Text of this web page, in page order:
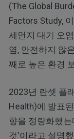
(The Global
Factors Study,
세먼지 대기 오
염, 안전하지 않
째로 높은 환경
2023년 란셋 플
Health)에 발표
향을 정량화했
것'이라고 설명